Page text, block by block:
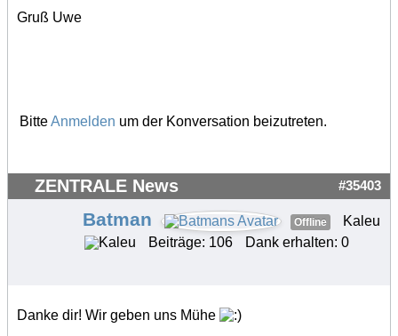
Gruß Uwe
BitteAnmelden um der Konversation beizutreten.
ZENTRALE News #35403
Batman Offline
Kaleu
Beiträge: 106
Dank erhalten: 0
Danke dir! Wir geben uns Mühe